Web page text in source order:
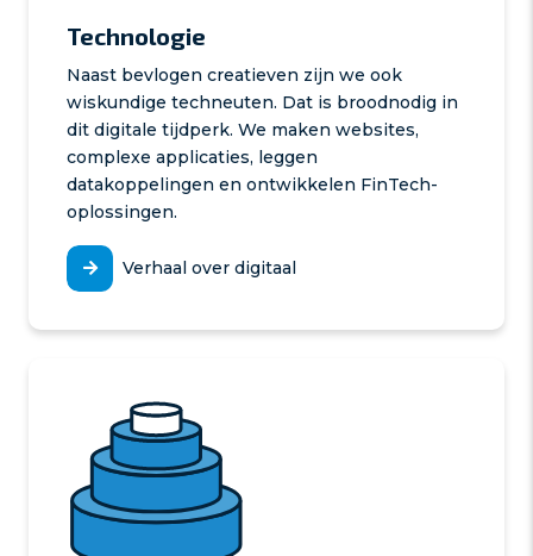
Technologie
Naast bevlogen creatieven zijn we ook
wiskundige techneuten. Dat is broodnodig in
dit digitale tijdperk. We maken websites,
complexe applicaties, leggen
datakoppelingen en ontwikkelen FinTech-
oplossingen.
Verhaal over digitaal